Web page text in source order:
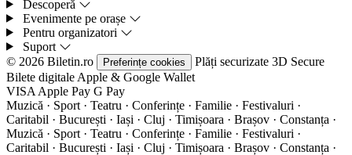
Descoperă
Evenimente pe orașe
Pentru organizatori
Suport
© 2026 Biletin.ro
Preferințe cookies Plăți securizate 3D Secure
Bilete digitale Apple & Google Wallet
VISA Apple Pay G Pay
Muzică · Sport · Teatru · Conferințe · Familie · Festivaluri ·
Caritabil · București · Iași · Cluj · Timișoara · Brașov · Constanța ·
Muzică · Sport · Teatru · Conferințe · Familie · Festivaluri ·
Caritabil · București · Iași · Cluj · Timișoara · Brașov · Constanța ·